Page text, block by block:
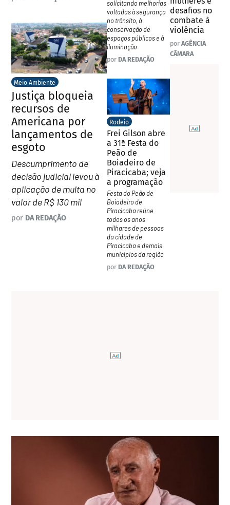
Meio Ambiente
Justiça bloqueia
recursos de
Americana por
lançamentos de
esgoto
Descumprimento de
decisão judicial levou à
aplicação de multa no
valor de R$ 130 mil
por DA REDAÇÃO
solicitando melhorias
voltadas à segurança
no trânsito, à
conservação de
espaços públicos e à
iluminação
por DA REDAÇÃO
Rodeio
Frei Gilson abre
a 31ª Festa do
Peão de
Boiadeiro de
Piracicaba; veja
a programação
Festa do Peão de
Boiadeiro de
Piracicaba reúne
todos os anos
milhares de pessoas
da cidade de
Piracicaba e demais
municípios da região
por DA REDAÇÃO
desafios no
combate à
violência
por AGÊNCIA
CÂMARA